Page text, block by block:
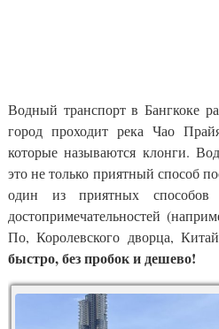
Водный транспорт в Бангкоке
город проходит река Чао
которые называются клонги.
это не только приятный способ
один из приятных способов
достопримечательностей
По, Королевского дворца,
быстро, без пробок и дешево!